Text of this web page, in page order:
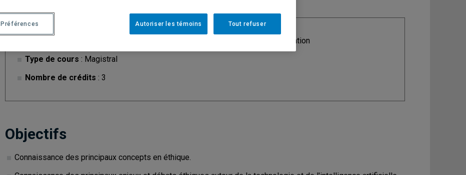
Type de cours : Magistral
Nombre de crédits : 3
: Communication
Objectifs
Connaissance des principaux concepts en éthique.
Tout refuser
Autoriser les témoins
Préférences